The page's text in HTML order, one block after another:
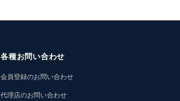
各種お問い合わせ
会員登録のお問い合わせ
代理店のお問い合わせ